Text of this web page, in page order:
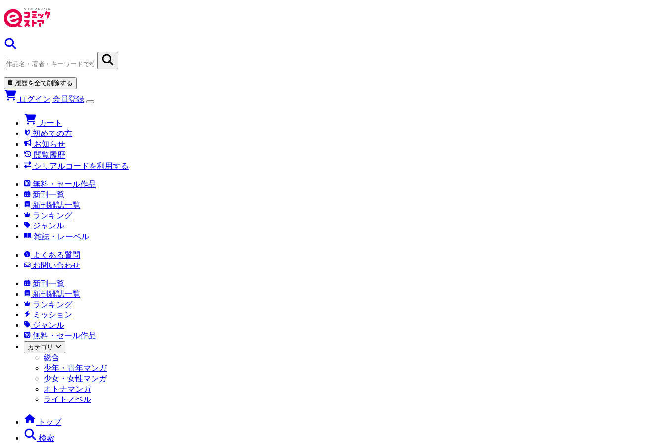
履歴を全て削除する
ログイン 会員登録
カート
初めての方
お知らせ
閲覧履歴
シリアルコードを利用する
無料・セール作品
新刊一覧
新刊雑誌一覧
ランキング
ジャンル
雑誌・レーベル
よくある質問
お問い合わせ
新刊一覧
新刊雑誌一覧
ランキング
ミッション
ジャンル
無料・セール作品
カテゴリ
総合
少年・青年マンガ
少女・女性マンガ
オトナマンガ
ライトノベル
トップ
検索